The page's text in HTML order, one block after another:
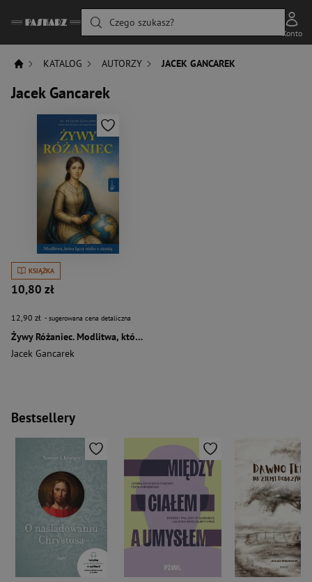
Czego szukasz?
Konto
KATALOG AUTORZY JACEK GANCAREK
Jacek Gancarek
KSIĄŻKA
10,80 zł
12,90 zł - sugerowana cena detaliczna
Żywy Różaniec. Modlitwa, który łączy niebo z ziemią
Jacek Gancarek
Bestsellery